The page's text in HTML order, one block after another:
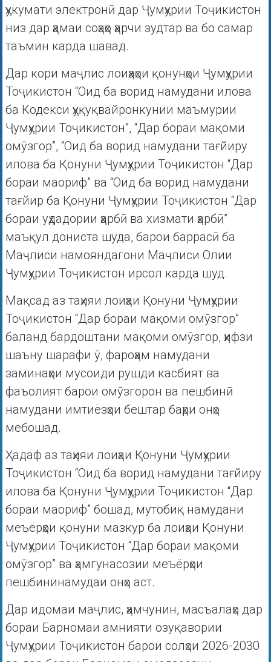
ҳукумати электронӣ дар Ҷумҳурии Тоҷикистон
низ дар ҳамаи соҳаҳо ҳарчи зудтар ва бо самар
таъмин карда шавад.
Дар кори маҷлис лоиҳаҳои қонунҳои Ҷумҳурии
Тоҷикистон “Оид ба ворид намудани илова
ба Кодекси ҳуқуқвайронкунии маъмурии
Ҷумҳурии Тоҷикистон”, “Дар бораи мақоми
омӯзгор”, “Оид ба ворид намудани тағйиру
илова ба Қонуни Ҷумҳурии Тоҷикистон “Дар
бораи маориф” ва “Оид ба ворид намудани
тағйир ба Қонуни Ҷумҳурии Тоҷикистон “Дар
бораи уҳдадории ҳарбӣ ва хизмати ҳарбӣ”
маъқул дониста шуда, барои баррасӣ ба
Маҷлиси намояндагони Маҷлиси Олии
Ҷумҳурии Тоҷикистон ирсол карда шуд.
Мақсад аз таҳияи лоиҳаи Қонуни Ҷумҳурии
Тоҷикистон “Дар бораи мақоми омӯзгор”
баланд бардоштани мақоми омӯзгор, ҳифзи
шаъну шарафи ӯ, фароҳам намудани
заминаҳои мусоиди рушди касбият ва
фаъолият барои омӯзгорон ва пешбинӣ
намудани имтиёзҳои бештар баҳри онҳо
мебошад.
Ҳадаф аз таҳияи лоиҳаи Қонуни Ҷумҳурии
Тоҷикистон “Оид ба ворид намудани тағйиру
илова ба Қонуни Ҷумҳурии Тоҷикистон “Дар
бораи маориф” бошад, мутобиқ намудани
меъёрҳои қонуни мазкур ба лоиҳаи Қонуни
Ҷумҳурии Тоҷикистон “Дар бораи мақоми
омӯзгор” ва ҳамгунасозии меъёрҳои
пешбининамудаи онҳо аст.
Дар идомаи маҷлис, ҳамчунин, масъалаҳо дар
бораи Барномаи амнияти озуқавории
Ҷумҳурии Тоҷикистон барои солҳои 2026-2030